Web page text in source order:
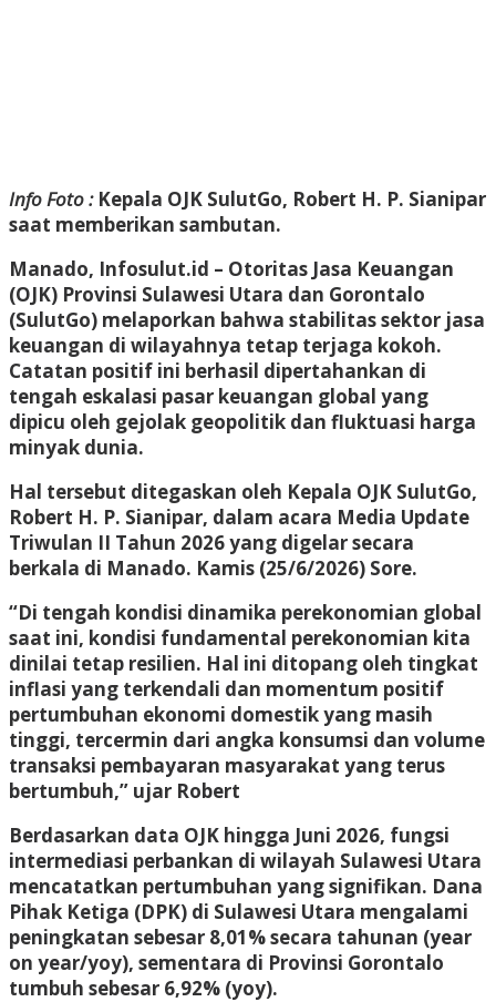
Info Foto : Kepala OJK SulutGo, Robert H. P. Sianipar
saat memberikan sambutan.
Manado, Infosulut.id – Otoritas Jasa Keuangan
(OJK) Provinsi Sulawesi Utara dan Gorontalo
(SulutGo) melaporkan bahwa stabilitas sektor jasa
keuangan di wilayahnya tetap terjaga kokoh.
Catatan positif ini berhasil dipertahankan di
tengah eskalasi pasar keuangan global yang
dipicu oleh gejolak geopolitik dan fluktuasi harga
minyak dunia.
Hal tersebut ditegaskan oleh Kepala OJK SulutGo,
Robert H. P. Sianipar, dalam acara Media Update
Triwulan II Tahun 2026 yang digelar secara
berkala di Manado. Kamis (25/6/2026) Sore.
“Di tengah kondisi dinamika perekonomian global
saat ini, kondisi fundamental perekonomian kita
dinilai tetap resilien. Hal ini ditopang oleh tingkat
inflasi yang terkendali dan momentum positif
pertumbuhan ekonomi domestik yang masih
tinggi, tercermin dari angka konsumsi dan volume
transaksi pembayaran masyarakat yang terus
bertumbuh,” ujar Robert
Berdasarkan data OJK hingga Juni 2026, fungsi
intermediasi perbankan di wilayah Sulawesi Utara
mencatatkan pertumbuhan yang signifikan. Dana
Pihak Ketiga (DPK) di Sulawesi Utara mengalami
peningkatan sebesar 8,01% secara tahunan (year
on year/yoy), sementara di Provinsi Gorontalo
tumbuh sebesar 6,92% (yoy).